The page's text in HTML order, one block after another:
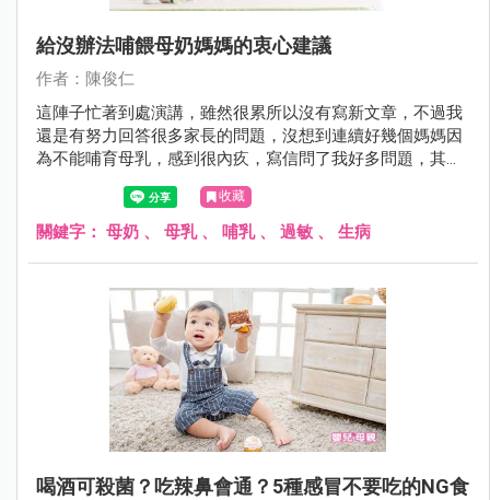
給沒辦法哺餵母奶媽媽的衷心建議
作者：陳俊仁
這陣子忙著到處演講，雖然很累所以沒有寫新文章，不過我
還是有努力回答很多家長的問題，沒想到連續好幾個媽媽因
為不能哺育母乳，感到很內疚，寫信問了我好多問題，其中
也有媽媽因此出現憂鬱傾向，我趁空檔寫下我的看法。
收藏
關鍵字： 母奶 、 母乳、 哺乳、 過敏 、 生病
喝酒可殺菌？吃辣鼻會通？5種感冒不要吃的NG食